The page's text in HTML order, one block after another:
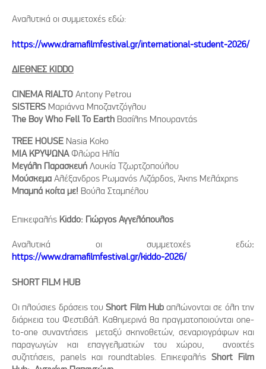
Αναλυτικά οι συμμετοχές εδώ:
https://www.dramafilmfestival.gr/international-student-2026/
ΔΙΕΘΝΕΣ KIDDO
CINEMA RIALTO Antony Petrou
SISTERS Μαριάννα Μποζαντζόγλου
The Boy Who Fell To Earth Βασίλης Μπουραντάς
TREE HOUSE Νasia Κoko
MIA ΚΡΥΨΩΝΑ Φλώρα Ηλία
Μεγάλη Παρασκευή Λουκία Τζωρτζοπούλου
Μούσκεμα Αλέξανδρος Ρωμανός Λιζάρδος, Άκης Μελάχρης
Μπαμπά κοίτα με! Βούλα Σταμπέλου
Επικεφαλής Kiddo: Γιώργος Αγγελόπουλος
Αναλυτικά οι συμμετοχές εδώ:
https://www.dramafilmfestival.gr/kiddo-2026/
SHORT FILM HUB
Οι πλούσιες δράσεις τουShort Film Hubαπλώνονται σε όλη την
διάρκεια του Φεστιβάλ. Καθημερινά θα πραγματοποιούνται one-
to-one συναντήσεις μεταξύ σκηνοθετών, σεναριογράφων και
παραγωγών και επαγγελματιών του χώρου, ανοιχτές
συζητήσεις, panels και roundtables. ΕπικεφαλήςShort Film